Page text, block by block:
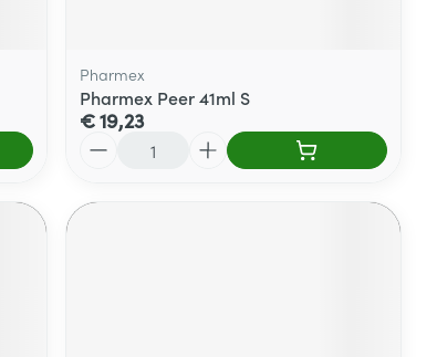
Pharmex
Pharmex Peer 41ml S
€ 19,23